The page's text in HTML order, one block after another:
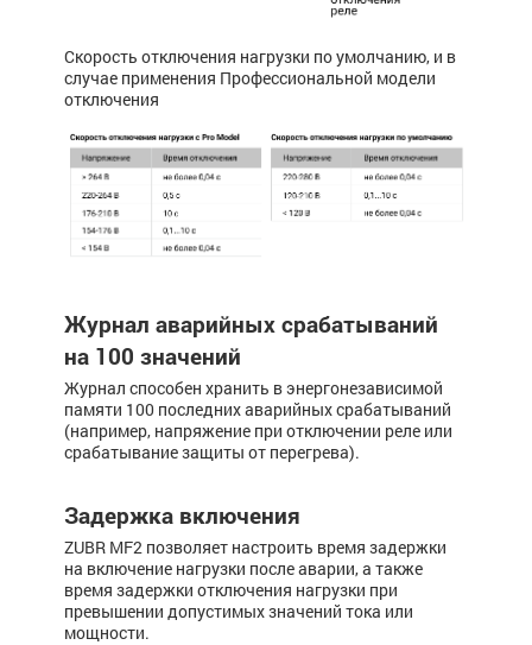
Скорость отключения нагрузки по умолчанию, и в
случае применения Профессиональной модели
отключения
Журнал аварийных срабатываний
на 100 значений
Журнал способен хранить в энергонезависимой
памяти 100 последних аварийных срабатываний
(например, напря­жение при отключении реле или
срабатывание ­­защиты от перегрева).
Задержка включения
ZUBR MF2 позволяет настроить время задержки
на включение нагрузки после аварии, а также
время задержки отключения нагрузки при
превышении допустимых значений тока или
мощности.